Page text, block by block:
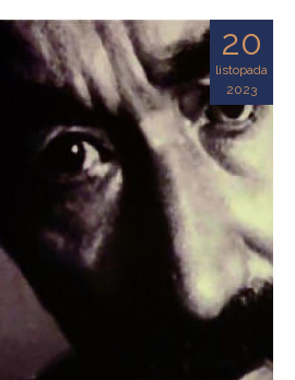
20
listopada
2023